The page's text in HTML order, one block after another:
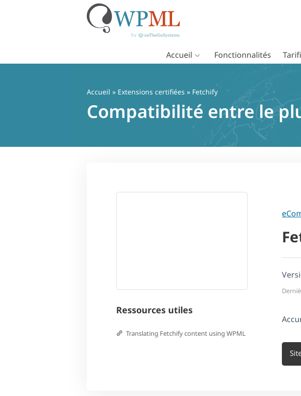
Accueil Fonctionnalités
Accueil » Extensions certifiées » Fetchify
Compatibilité entre le
Ressources utiles
Translating Fetchify content using WPML